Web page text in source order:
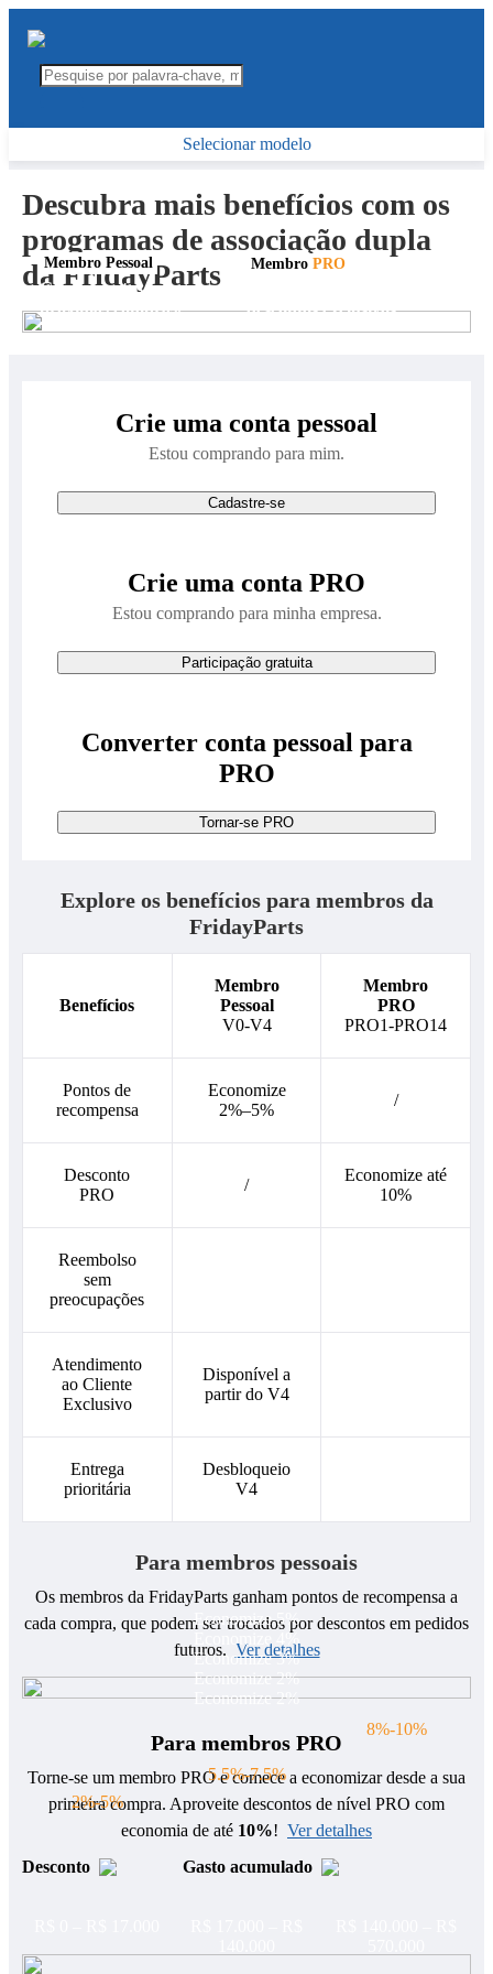
Selecionar modelo
Descubra mais benefícios com os
programas de associação dupla
da FridayParts
Membro Pessoal
Ganhe pontos e use em suas
próximas compras.
Membro PRO
descontos exclusivos
Crie uma conta pessoal
Estou comprando para mim.
Cadastre-se
Crie uma conta PRO
Estou comprando para minha empresa.
Participação gratuita
Converter conta pessoal para
PRO
Tornar-se PRO
Explore os benefícios para membros da
FridayParts
Benefícios
Membro
Pessoal
V0-V4
Membro
PRO
PRO1-PRO14
Pontos de
recompensa
Economize
2%–5%
/
Desconto
PRO
/
Economize até
10%
Reembolso
sem
preocupações
Atendimento
ao Cliente
Exclusivo
Disponível a
partir do V4
Entrega
prioritária
Desbloqueio
V4
Para membros pessoais
Os membros da FridayParts ganham pontos de recompensa a
cada compra, que podem ser trocados por descontos em pedidos
futuros. Ver detalhes
Economize 2%
Economize 2%
Economize 3%
Economize 4%
Economize 5%
Para membros PRO
Torne-se um membro PRO e comece a economizar desde a sua
primeira compra. Aproveite descontos de nível PRO com
economia de até 10%! Ver detalhes
Desconto
Gasto acumulado
2%-5%
5.5%-7.5%
8%-10%